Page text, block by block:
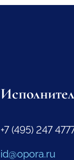
+7 (495) 247
id@opora.ru